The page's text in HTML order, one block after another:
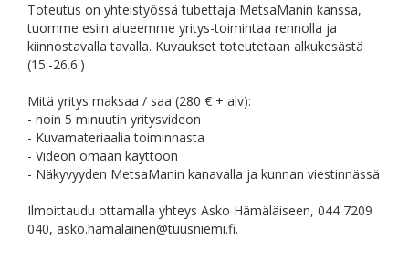
Toteutus on yhteistyössä tubettaja MetsaManin kanssa,
tuomme esiin alueemme yritys-toimintaa rennolla ja
kiinnostavalla tavalla. Kuvaukset toteutetaan alkukesästä
(15.-26.6.)
Mitä yritys maksaa / saa (280 € + alv):
- noin 5 minuutin yritysvideon
- Kuvamateriaalia toiminnasta
- Videon omaan käyttöön
- Näkyvyyden MetsaManin kanavalla ja kunnan viestinnässä
Ilmoittaudu ottamalla yhteys Asko Hämäläiseen, 044 7209
040, asko.hamalainen@tuusniemi.fi.